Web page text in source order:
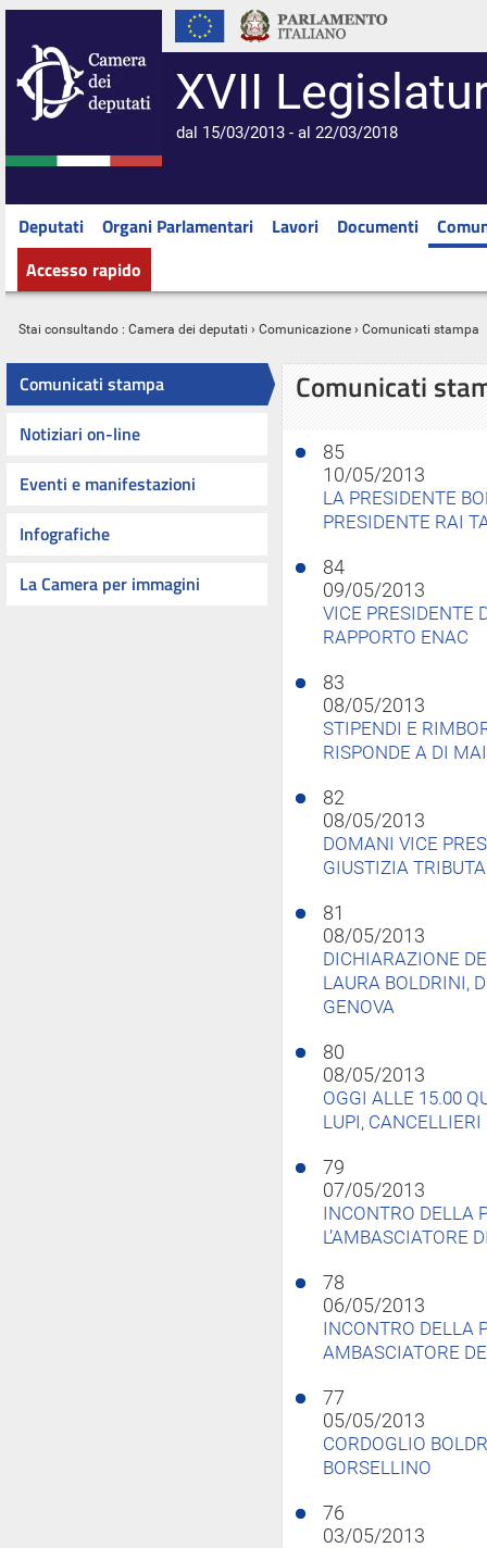
XVII
dal 15/03/2013 - al 22/03/2018
Deputati Organi Parlamentari Lavori Documenti
Accesso rapido
Stai consultando : Camera dei deputati › Comunicazione › Comunicati stampa
Comunicati stampa
Notiziari on-line
Eventi e manifestazioni
Infografiche
La Camera per immagini
Comunicati
85
10/05/2013
LA PRESIDENTE
PRESIDENTE RAI
84
09/05/2013
VICE PRESIDENTE
RAPPORTO ENAC
83
08/05/2013
STIPENDI E
RISPONDE A DI
82
08/05/2013
DOMANI VICE
GIUSTIZIA
81
08/05/2013
DICHIARAZIONE
LAURA BOLDRINI,
GENOVA
80
08/05/2013
OGGI ALLE 15.00
LUPI,
79
07/05/2013
INCONTRO DELLA
L’AMBASCIATORE
78
06/05/2013
INCONTRO DELLA
AMBASCIATORE
77
05/05/2013
CORDOGLIO
BORSELLINO
76
03/05/2013